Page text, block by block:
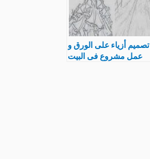
تصميم أزياء على الورق و
عمل مشروع فى البيت